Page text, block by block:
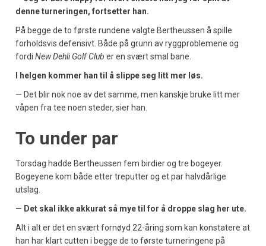
denne turneringen, fortsetter han.
På begge de to første rundene valgte Bertheussen å spille
forholdsvis defensivt. Både på grunn av ryggproblemene og
fordi New Dehli Golf Club er en svært smal bane.
I helgen kommer han til å slippe seg litt mer løs.
— Det blir nok noe av det samme, men kanskje bruke litt mer
våpen fra tee noen steder, sier han.
To under par
Torsdag hadde Bertheussen fem birdier og tre bogeyer.
Bogeyene kom både etter treputter og et par halvdårlige
utslag.
— Det skal ikke akkurat så mye til for å droppe slag her ute.
Alt i alt er det en svært fornøyd 22-åring som kan konstatere at
han har klart cutten i begge de to første turneringene på